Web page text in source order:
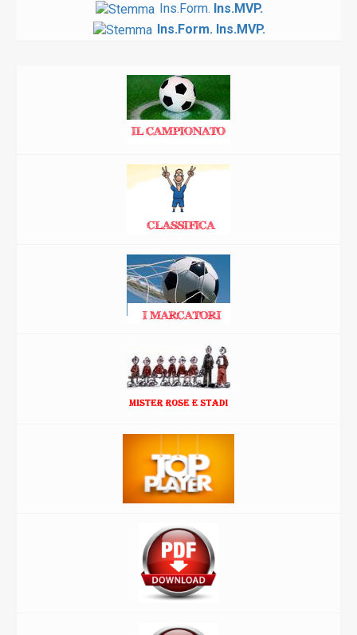
Ins.Form. Ins.MVP.
Ins.Form. Ins.MVP.